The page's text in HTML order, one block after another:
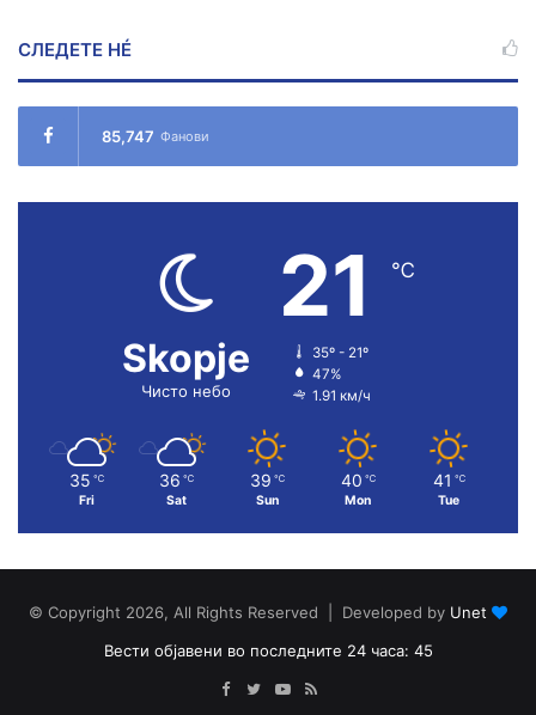
СЛЕДЕТЕ НÉ
85,747 Фанови
Skopje
Чисто небо
21 ℃
35º - 21º
47%
1.91 км/ч
35 ℃
Fri
36 ℃
Sat
39 ℃
Sun
40 ℃
Mon
41 ℃
Tue
© Copyright 2026, All Rights Reserved | Developed by Unet
Вести објавени во последните 24 часа: 45
Facebook
TwitterYouTube
RSS